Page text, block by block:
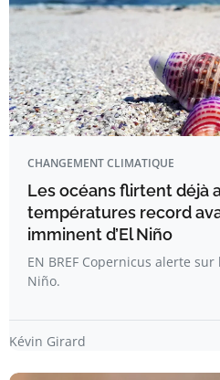
CHANGEMENT CLIMATIQUE
Les océans flirtent déjà
températures record
imminent d’El Niño
EN BREF Copernicus alerte
Niño.
Kévin Girard